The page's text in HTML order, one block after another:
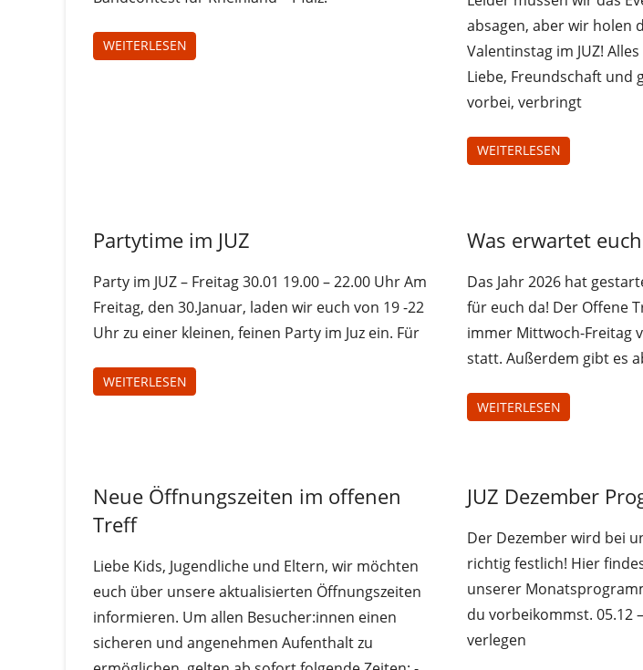
WEITERLESEN
absagen, aber wir holen
Valentinstag im JUZ!
Liebe, Freundschaft und
vorbei, verbringt
WEITERLESEN
Juz-
Partytime im JUZ
Party im JUZ – Freitag 30.01 19.00 – 22.00 Uhr Am
Freitag, den 30.Januar, laden wir euch von 19 -22
Uhr zu einer kleinen, feinen Party im Juz ein. Für
WEITERLESEN
Juz-
Was erwartet
Das Jahr 2026 hat
für euch da! Der Offene
immer Mittwoch-Freitag
statt. Außerdem gibt es
WEITERLESEN
Juz-
Treff
Neue Öffnungszeiten im offenen
Treff
Liebe Kids, Jugendliche und Eltern, wir möchten
euch über unsere aktualisierten Öffnungszeiten
informieren. Um allen Besucher:innen einen
sicheren und angenehmen Aufenthalt zu
Juz-
JUZ Dezember
Der Dezember wird bei
richtig festlich! Hier
unserer
du vorbeikommst. 05.12
verlegen